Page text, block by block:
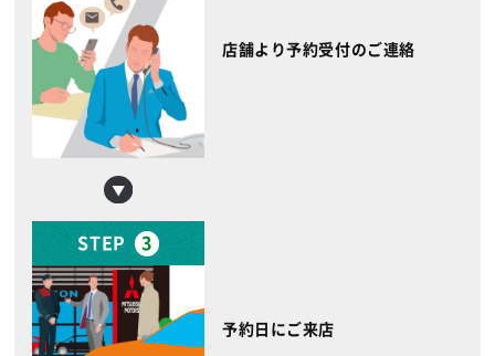
店舗より予約受付のご連絡
STEP 3
予約日にご来店